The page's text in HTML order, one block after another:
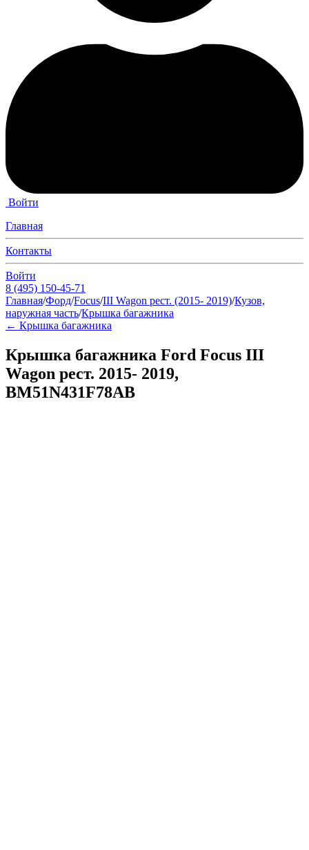
Войти
Главная
Контакты
Войти
8 (495) 150-45-71
Главная/Форд/Focus/III Wagon рест. (2015- 2019)/Кузов,
наружная часть/Крышка багажника
← Крышка багажника
Крышка багажника Ford Focus III
Wagon рест. 2015- 2019,
BM51N431F78AB